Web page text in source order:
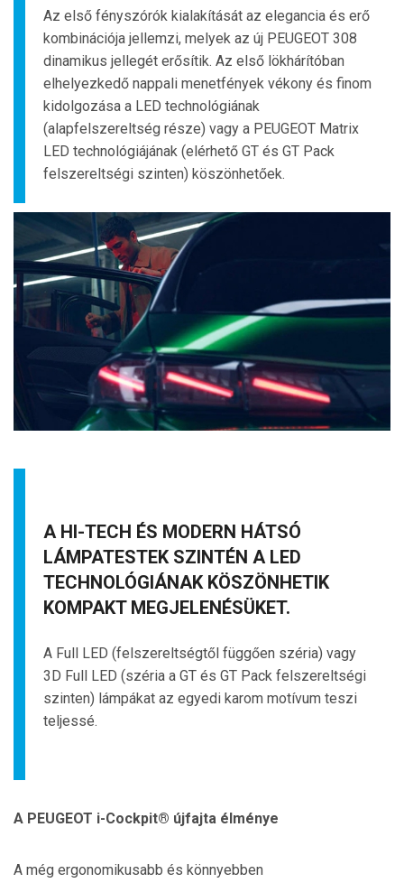
Az első fényszórók kialakítását az elegancia és erő
kombinációja jellemzi, melyek az új PEUGEOT 308
dinamikus jellegét erősítik. Az első lökhárítóban
elhelyezkedő nappali menetfények vékony és finom
kidolgozása a LED technológiának
(alapfelszereltség része) vagy a PEUGEOT Matrix
LED technológiájának (elérhető GT és GT Pack
felszereltségi szinten) köszönhetőek.
A HI-TECH ÉS MODERN HÁTSÓ
LÁMPATESTEK SZINTÉN A LED
TECHNOLÓGIÁNAK KÖSZÖNHETIK
KOMPAKT MEGJELENÉSÜKET.
A Full LED (felszereltségtől függően széria) vagy
3D Full LED (széria a GT és GT Pack felszereltségi
szinten) lámpákat az egyedi karom motívum teszi
teljessé.
A PEUGEOT i-Cockpit® újfajta élménye
A még ergonomikusabb és könnyebben